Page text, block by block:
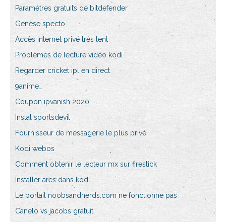
Paramètres gratuits de bitdefender
Genèse specto
Accès internet privé très lent
Problèmes de lecture vidéo kodi
Regarder cricket ipl en direct
9anime_
Coupon ipvanish 2020
Instal sportsdevil
Fournisseur de messagerie le plus privé
Kodi webos
Comment obtenir le lecteur mx sur firestick
Installer ares dans kodi
Le portail noobsandnerds.com ne fonctionne pas
Canelo vs jacobs gratuit